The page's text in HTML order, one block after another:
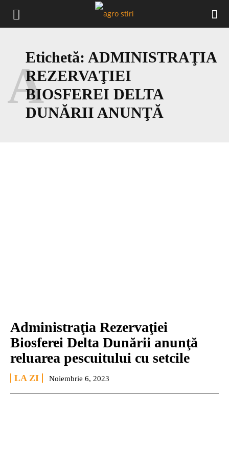
Etichetă: ADMINISTRAŢIA
REZERVAŢIEI
BIOSFEREI DELTA
DUNĂRII ANUNŢĂ
A
Administraţia Rezervaţiei
Biosferei Delta Dunării anunţă
reluarea pescuitului cu setcile
LA ZI Noiembrie 6, 2023